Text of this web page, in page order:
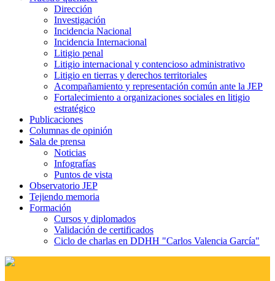
Dirección
Investigación
Incidencia Nacional
Incidencia Internacional
Litigio penal
Litigio internacional y contencioso administrativo
Litigio en tierras y derechos territoriales
Acompañamiento y representación común ante la JEP
Fortalecimiento a organizaciones sociales en litigio
estratégico
Publicaciones
Columnas de opinión
Sala de prensa
Noticias
Infografías
Puntos de vista
Observatorio JEP
Tejiendo memoria
Formación
Cursos y diplomados
Validación de certificados
Ciclo de charlas en DDHH "Carlos Valencia García"